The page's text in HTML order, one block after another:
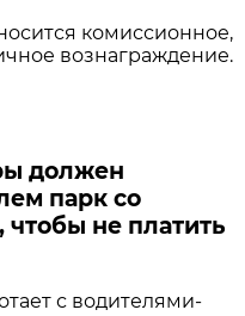
комиссионное,
вознаграждение.
должен
парк со
не платить
с водителями-